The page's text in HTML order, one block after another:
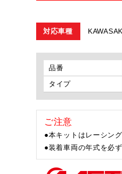
対応車種
品番
タイプ
ご注意
●本キットはレーシン
●装着車両の年式を必